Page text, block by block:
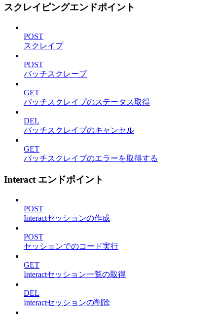
スクレイピングエンドポイント
POST
スクレイプ
POST
バッチスクレープ
GET
バッチスクレイプのステータス取得
DEL
バッチスクレイプのキャンセル
GET
バッチスクレイプのエラーを取得する
Interact エンドポイント
POST
Interactセッションの作成
POST
セッションでのコード実行
GET
Interactセッション一覧の取得
DEL
Interactセッションの削除